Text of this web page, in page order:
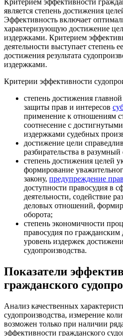
Критерием эффективности
является степень достижения
Эффективность включает
характеризующую достижение
издержками. Критерием
деятельности выступает степень
достижения результата
издержками.
Критерии эффективности
степень достижения
защиты прав и интересов
применение к отношениям
соотнесение с
издержками судебных
достижение цели
разбирательства в разумный
степень достижения целей
формирование
закону, предупреждение
доступности правосудия в
деятельности, содействие
деловых отношений,
оборота;
степень экономичности
правосудия по
уровень издержек
судопроизводства.
Показатели
гражданского
Анализ качественных
судопроизводства, измерение
возможен только при наличии
эффективности гражданского